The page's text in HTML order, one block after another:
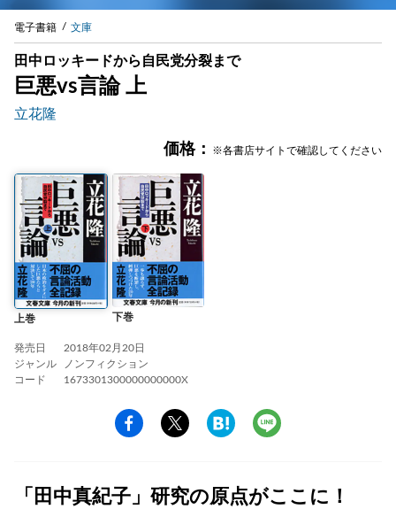
電子書籍 文庫
田中ロッキードから自民党分裂まで
巨悪vs言論 上
立花隆
価格： ※各書店サイトで確認してください
上巻 下巻
発売日
2018年02月20日
ジャンル
ノンフィクション
コード
1673301300000000000X
「田中真紀子」研究の原点がここに！